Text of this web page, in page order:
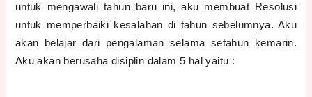
untuk mengawali tahun baru ini, aku membuat Resolusi
untuk memperbaiki kesalahan di tahun sebelumnya. Aku
akan belajar dari pengalaman selama setahun kemarin.
Aku akan berusaha disiplin dalam 5 hal yaitu :